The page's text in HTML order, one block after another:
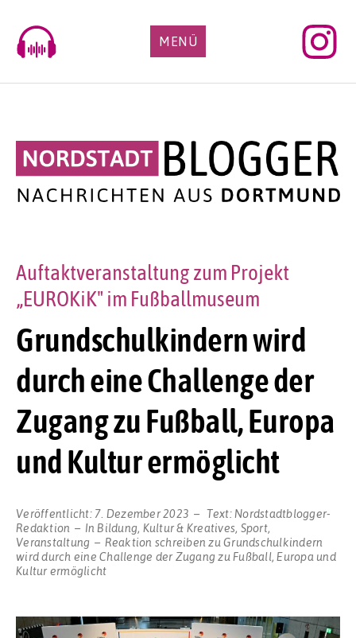
content
MENÜ
Grundschulkindern wird
durch eine Challenge der
Zugang zu Fußball, Europa
und Kultur ermöglicht
Auftaktveranstaltung zum Projekt
„EUROKiK" im Fußballmuseum
Veröffentlicht: 7. Dezember 2023 Text: Nordstadtblogger-
Redaktion
In Bildung, Kultur & Kreatives, Sport,
Veranstaltung
Reaktion schreiben zu Grundschulkindern
wird durch eine Challenge der Zugang zu Fußball, Europa und
Kultur ermöglicht